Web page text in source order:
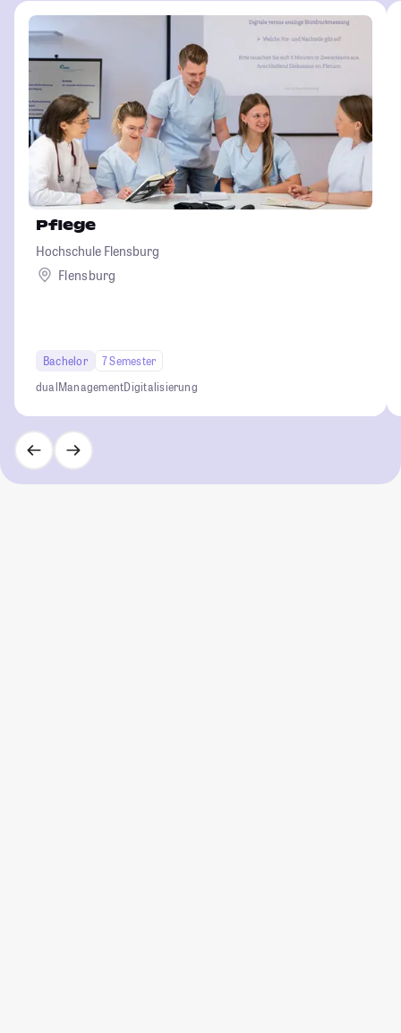
Pflege
Hochschule Flensburg
Flensburg
Bachelor
7 Semester
dualManagementDigitalisierung